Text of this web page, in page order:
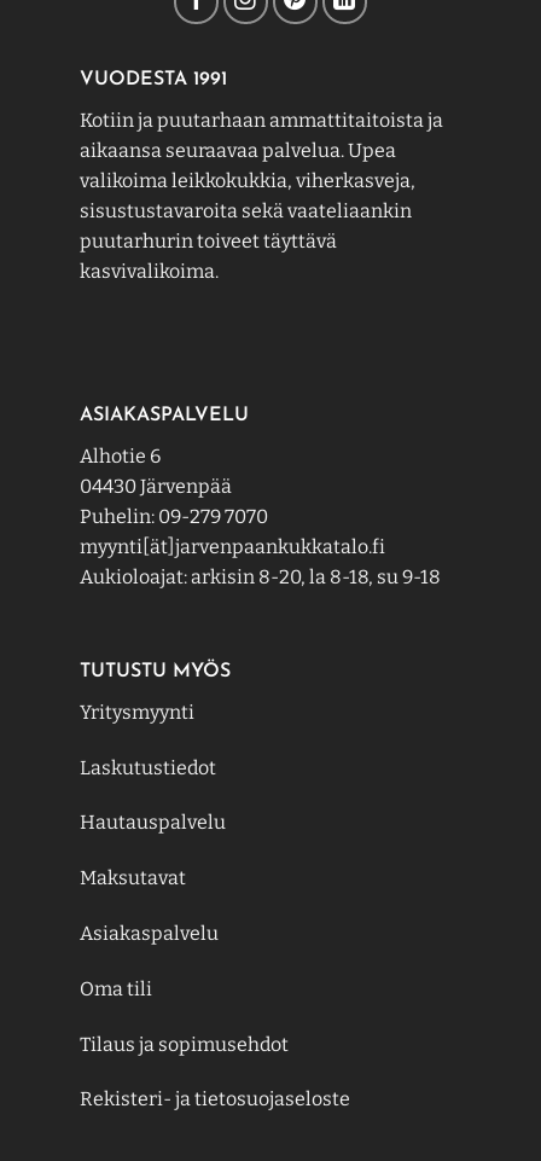
VUODESTA 1991
Kotiin ja puutarhaan ammattitaitoista ja
aikaansa seuraavaa palvelua. Upea
valikoima leikkokukkia, viherkasveja,
sisustustavaroita sekä vaateliaankin
puutarhurin toiveet täyttävä
kasvivalikoima.
ASIAKASPALVELU
Alhotie 6
04430 Järvenpää
Puhelin: 09-279 7070
myynti[ät]jarvenpaankukkatalo.fi
Aukioloajat: arkisin 8-20, la 8-18, su 9-18
TUTUSTU MYÖS
Yritysmyynti
Laskutustiedot
Hautauspalvelu
Maksutavat
Asiakaspalvelu
Oma tili
Tilaus ja sopimusehdot
Rekisteri- ja tietosuojaseloste